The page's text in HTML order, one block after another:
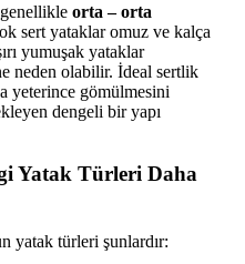
orta – orta
sert yataklar omuz ve kalça
yumuşak yataklar
neden olabilir. İdeal sertlik
yeterince gömülmesini
dengeli bir yapı
Yatak Türleri Daha
yatak türleri şunlardır: